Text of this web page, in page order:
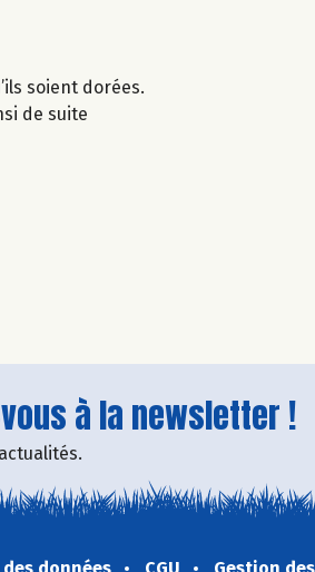
soient dorées.
de suite
à la newsletter !